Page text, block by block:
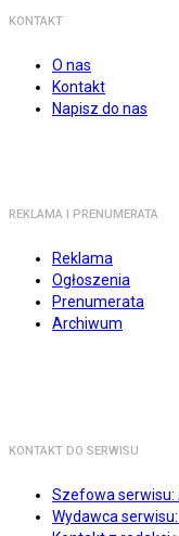
KONTAKT
O nas
Kontakt
Napisz do nas
REKLAMA I PRENUMERATA
Reklama
Ogłoszenia
Prenumerata
Archiwum
KONTAKT DO SERWISU
Szefowa serwisu:
Wydawca